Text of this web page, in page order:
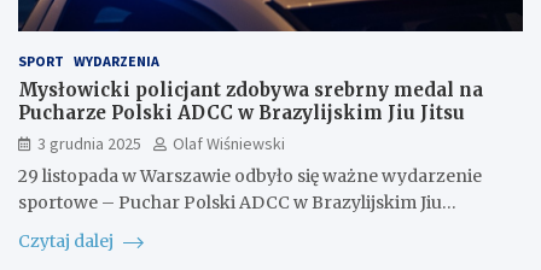
SPORT WYDARZENIA
Mysłowicki policjant zdobywa srebrny medal na
Pucharze Polski ADCC w Brazylijskim Jiu Jitsu
3 grudnia 2025
Olaf Wiśniewski
29 listopada w Warszawie odbyło się ważne wydarzenie
sportowe – Puchar Polski ADCC w Brazylijskim Jiu…
Czytaj dalej